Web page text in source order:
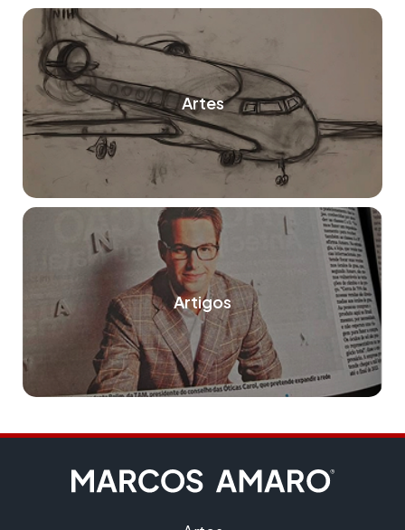
Artes
Artigos